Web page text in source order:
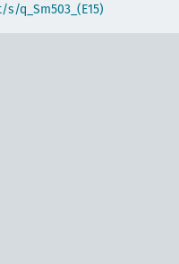
s/q_Sm503_(E15)